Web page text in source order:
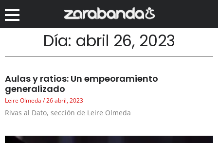
Día: abril 26, 2023
Aulas y ratios: Un empeoramiento
generalizado
Leire Olmeda 26 abril, 2023
Rivas al Dato, sección de Leire Olmeda